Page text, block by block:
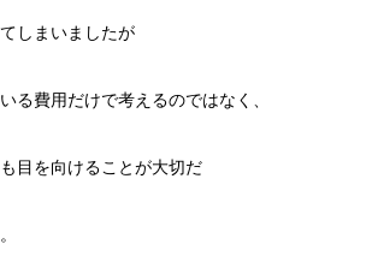
しまいましたが
る費用だけで考えるのではなく、
目を向けることが大切だ